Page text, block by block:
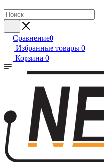
Сравнение0
Избранные товары 0
Корзина 0